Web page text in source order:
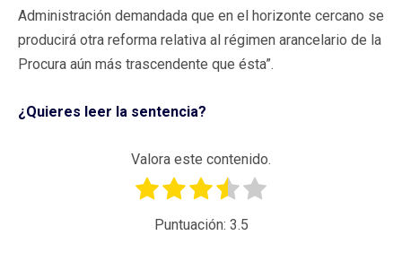
Administración demandada que en el horizonte cercano se
producirá otra reforma relativa al régimen arancelario de la
Procura aún más trascendente que ésta”.
¿Quieres leer la sentencia?
Valora este contenido.
Puntuación: 3.5